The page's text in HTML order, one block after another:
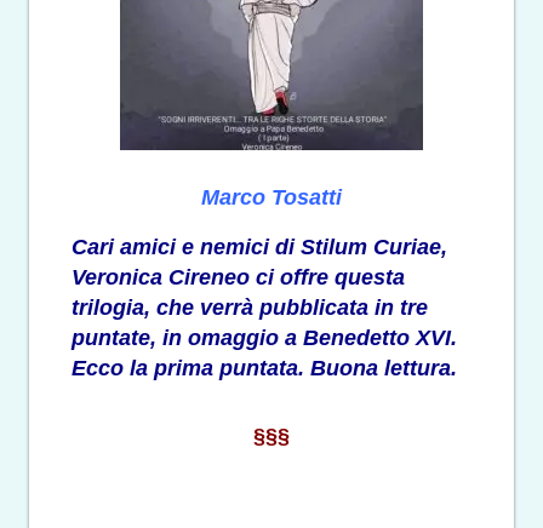
Marco Tosatti
Cari amici e nemici di Stilum Curiae,
Veronica Cireneo ci offre questa
trilogia, che verrà pubblicata in tre
puntate, in omaggio a Benedetto XVI.
Ecco la prima puntata. Buona lettura.
§§§